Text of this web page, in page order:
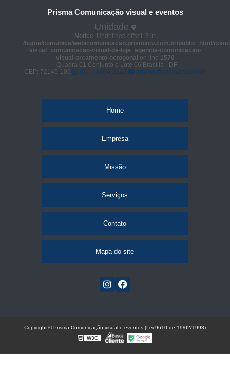
Prisma Comunicação visual e eventos
Unidade
Notice: Undefined offset: 3 in
/home/comunica/web/comunicacao.prismacv.com.br/public_html/
visual_comunicacao-visual-de-loja_agencia-comunicacao-
visual-orcamento-octogonal on line 1570
- Quadra 01 Conjunto e Lote 06 Brasília - DF
CEP: 72145-105
(61) 98664-2818 prisma@prismacv.com.br
Home
Empresa
Missão
Serviços
Contato
Mapa do site
Copyright © Prisma Comunicação visual e eventos (Lei 9610 de 19/02/1998)
W3C